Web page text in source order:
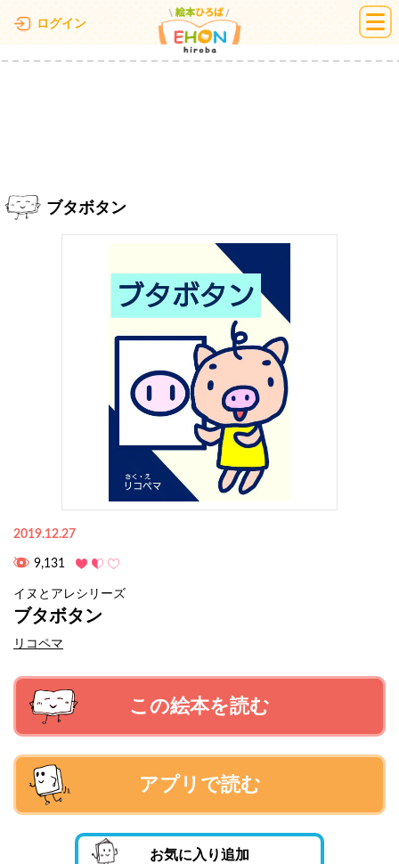
ログイン 絵本ひろば
ブタボタン
2019.12.27
9,131
イヌとアレシリーズ
ブタボタン
リコペマ
この絵本を読む
アプリで読む
お気に入り追加